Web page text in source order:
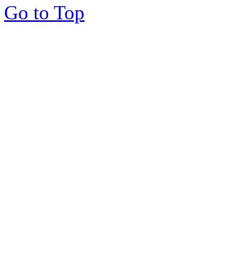
Go to Top